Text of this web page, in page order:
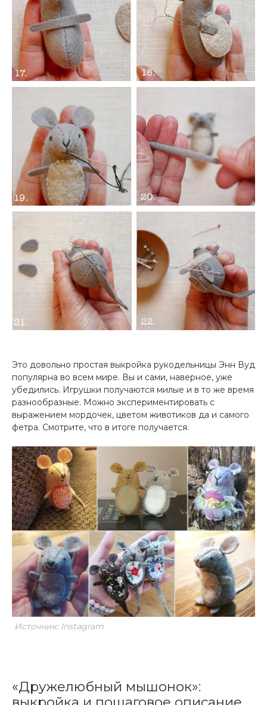
Это довольно простая выкройка рукодельницы Энн Вуд
популярна во всем мире. Вы и сами, наверное, уже
убедились. Игрушки получаются милые и в то же время
разнообразные. Можно экспериментировать с
выражением мордочек, цветом животиков да и самого
фетра. Смотрите, что в итоге получается.
Источник: Instagram
«Дружелюбный мышонок»: